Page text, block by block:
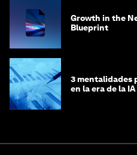
Growth in the
Blueprint
3 mentalidades
en la era de la